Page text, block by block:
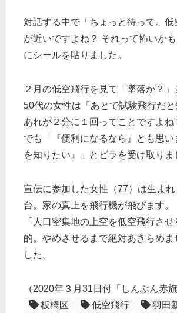
対話する中で「ちょっと待って。
が近いですよね？ それって怖いかも
にシールを貼りました。
２月の低空飛行を見て「墜落か？」
50代の女性は「あとで試験飛行だと
あれが２分に１回ってことですよね
でも「『便利になるなら』とも思い
を知りたい』」とビラを受け取りま
宣伝に参加した女性（77）は生ま
台。家の真上を飛行機が飛びます。
「人口密集地の上空を低空飛行さ
的。やめさせるまで絶対あきらめま
した。
（2020年３月31日付「しんぶん赤旗
板橋区
低空飛行 羽田